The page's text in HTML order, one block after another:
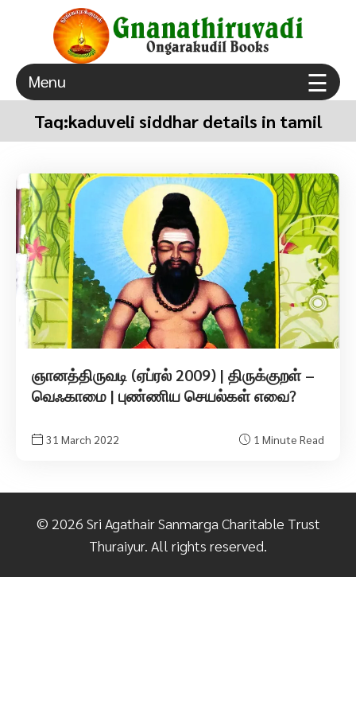
Gnanathiruvadi Ongarakudil Books – Tamil Spiritual
ongarakudil sri agathiar sanmarga sangam thuraiyur
Menu ☰
Tag:kaduveli siddhar details in tamil
ஞானத்திருவடி (ஏப்ரல் 2009) | திருக்குறள் –
வெஃகாமை | புண்ணிய செயல்கள் எவை?
31 March 2022 1 Minute Read
© 2026 Sri Agathair Sanmarga Charitable Trust
Thuraiyur. All rights reserved.